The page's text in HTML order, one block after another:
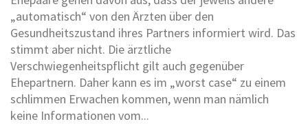
„automatisch“ von den Ärzten über den
Gesundheitszustand ihres Partners informiert wird. Das
stimmt aber nicht. Die ärztliche
Verschwiegenheitspflicht gilt auch gegenüber
Ehepartnern. Daher kann es im „worst case“ zu einem
schlimmen Erwachen kommen, wenn man nämlich
keine Informationen vom...